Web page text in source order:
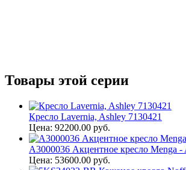
Товары этой серии
Кресло Lavernia, Ashley 7130421
Цена: 92200.00 руб.
A3000036 Акцентное кресло Menga -
Цена: 53600.00 руб.